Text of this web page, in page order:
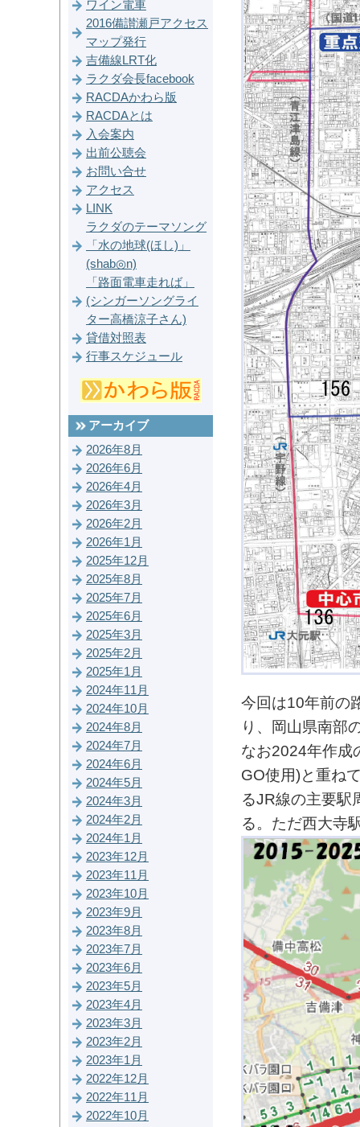
今回は10年前の
り、岡山県南部
なお2024年作成
GO使用)と重ね
るJR線の主要駅
る。ただ西大寺
ワイン電車
2016備讃瀬戸アクセス
マップ発行
吉備線LRT化
ラクダ会長facebook
RACDAかわら版
RACDAとは
入会案内
出前公聴会
お問い合せ
アクセス
LINK
ラクダのテーマソング
「水の地球(ほし)」
(shab◎n)
「路面電車走れば」
(シンガーソングライ
ター高橋涼子さん)
貸借対照表
行事スケジュール
アーカイブ
2026年8月
2026年6月
2026年4月
2026年3月
2026年2月
2026年1月
2025年12月
2025年8月
2025年7月
2025年6月
2025年3月
2025年2月
2025年1月
2024年11月
2024年10月
2024年8月
2024年7月
2024年6月
2024年5月
2024年3月
2024年2月
2024年1月
2023年12月
2023年11月
2023年10月
2023年9月
2023年8月
2023年7月
2023年6月
2023年5月
2023年4月
2023年3月
2023年2月
2023年1月
2022年12月
2022年11月
2022年10月